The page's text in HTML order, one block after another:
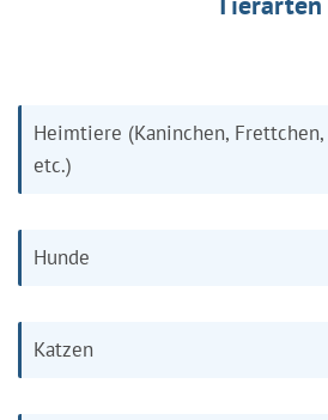
Heimtiere (Kaninchen, Frettchen,
etc.)
Hunde
Katzen